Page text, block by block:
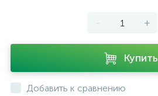
- +
Купить
Добавить к сравнению